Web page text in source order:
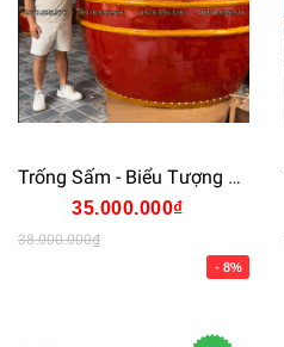
Trống Sấm - Biểu Tượng Linh Thiêng Của Văn Hóa Việt Nam ⭐⭐⭐
35.000.000₫
38.000.000₫
- 8%